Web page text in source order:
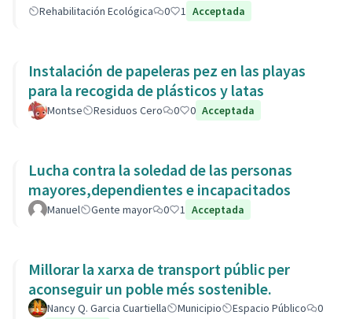
Rehabilitación Ecológica
0 1 Acceptada
Instalación de papeleras pez en las playas
para la recogida de plásticos y latas
Montse Residuos Cero 0 0 Acceptada
Lucha contra la soledad de las personas
mayores,dependientes e incapacitados
Manuel Gente mayor 0 1 Acceptada
Millorar la xarxa de transport públic per
aconseguir un poble més sostenible.
Nancy Q. Garcia Cuartiella Municipio Espacio Público
0